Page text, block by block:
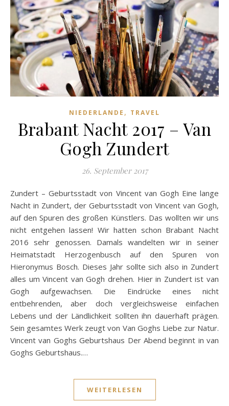
NIEDERLANDE , TRAVEL
Brabant Nacht 2017 – Van
Gogh Zundert
26. September 2017
Zundert – Geburtsstadt von Vincent van Gogh Eine lange
Nacht in Zundert, der Geburtsstadt von Vincent van Gogh,
auf den Spuren des großen Künstlers. Das wollten wir uns
nicht entgehen lassen! Wir hatten schon Brabant Nacht
2016 sehr genossen. Damals wandelten wir in seiner
Heimatstadt Herzogenbusch auf den Spuren von
Hieronymus Bosch. Dieses Jahr sollte sich also in Zundert
alles um Vincent van Gogh drehen. Hier in Zundert ist van
Gogh aufgewachsen. Die Eindrücke eines nicht
entbehrenden, aber doch vergleichsweise einfachen
Lebens und der Ländlichkeit sollten ihn dauerhaft prägen.
Sein gesamtes Werk zeugt von Van Goghs Liebe zur Natur.
Vincent van Goghs Geburtshaus Der Abend beginnt in van
Goghs Geburtshaus.…
WEITERLESEN